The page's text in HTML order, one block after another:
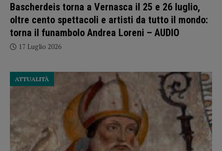
Bascherdeis torna a Vernasca il 25 e 26 luglio,
oltre cento spettacoli e artisti da tutto il mondo:
torna il funambolo Andrea Loreni – AUDIO
17 Luglio 2026
ATTUALITÀ